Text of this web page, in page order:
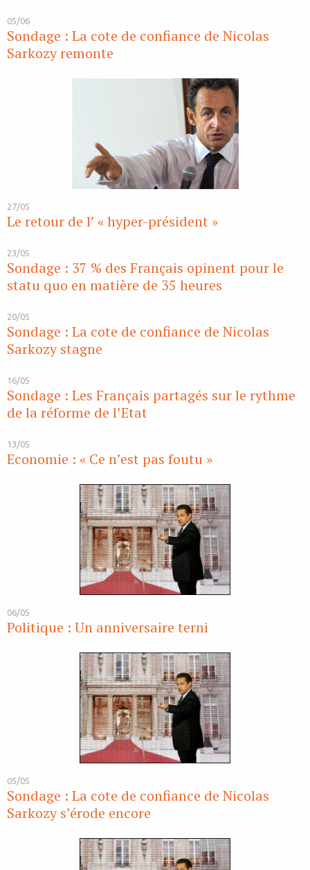
05/06
Sondage : La cote de confiance de Nicolas
Sarkozy remonte
27/05
Le retour de l’ « hyper-président »
23/05
Sondage : 37 % des Français opinent pour le
statu quo en matière de 35 heures
20/05
Sondage : La cote de confiance de Nicolas
Sarkozy stagne
16/05
Sondage : Les Français partagés sur le rythme
de la réforme de l’Etat
13/05
Economie : « Ce n’est pas foutu »
06/05
Politique : Un anniversaire terni
05/05
Sondage : La cote de confiance de Nicolas
Sarkozy s’érode encore